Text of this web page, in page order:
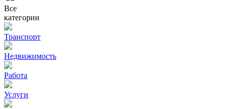
Все
категории
Транспорт
Недвижимость
Работа
Услуги